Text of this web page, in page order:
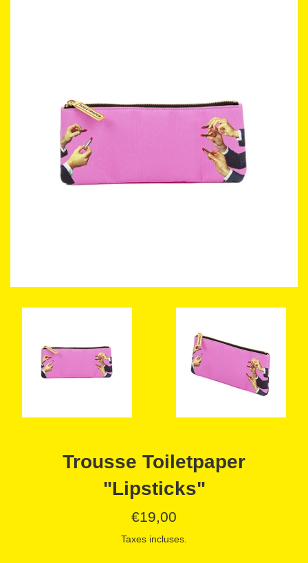
Trousse Toiletpaper
"Lipsticks"
Prix
€19,00
Taxes incluses.